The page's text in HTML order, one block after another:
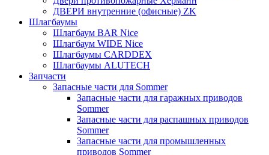
ДВЕРИ внутренние (офисные) ZK
Шлагбаумы
Шлагбаум BAR Nice
Шлагбаум WIDE Nice
Шлагбаумы CARDDEX
Шлагбаумы ALUTECH
Запчасти
Запасные части для Sommer
Запасные части для гаражных приводов
Sommer
Запасные части для распашных приводов
Sommer
Запасные части для промышленных
приводов Sommer